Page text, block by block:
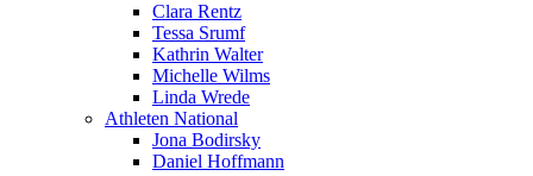
Clara Rentz
Tessa Srumf
Kathrin Walter
Michelle Wilms
Linda Wrede
Athleten National
Jona Bodirsky
Daniel Hoffmann